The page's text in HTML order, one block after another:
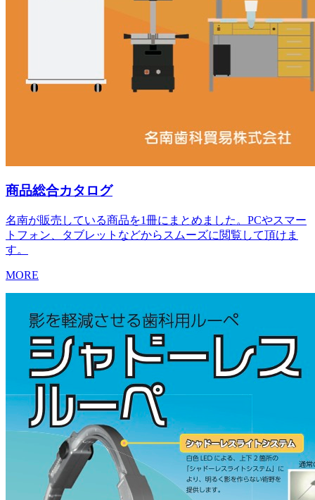
商品総合カタログ
名南が販売している商品を1冊にまとめました。PCやスマー
トフォン、タブレットなどからスムーズに閲覧して頂けま
す。
MORE